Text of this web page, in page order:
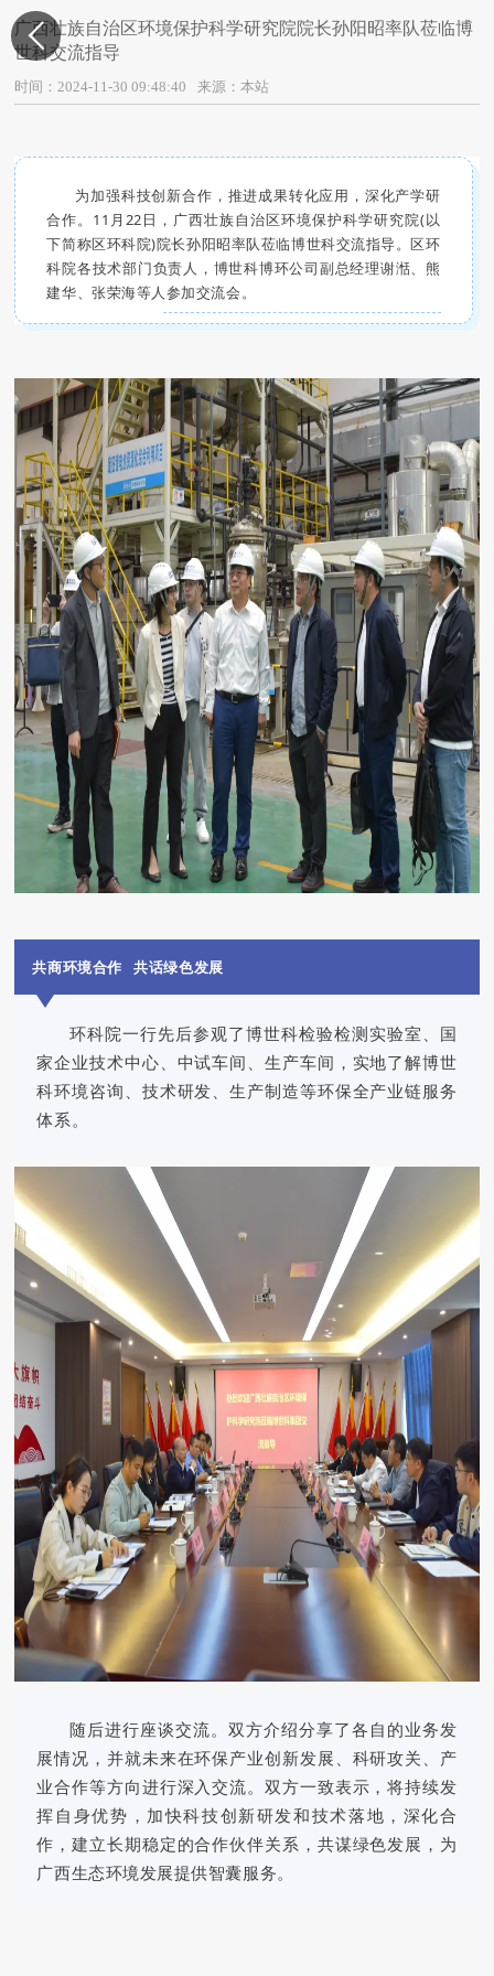

广西壮族自治区环境保护科学研究院院长孙阳昭率队莅临博
世科交流指导
时间：2024-11-30 09:48:40 来源：本站
为加强科技创新合作，推进成果转化应用，深化产学研
合作。11月22日，广西壮族自治区环境保护科学研究院(以
下简称区环科院)院长孙阳昭率队莅临博世科交流指导。区环
科院各技术部门负责人，博世科博环公司副总经理谢湉、熊
建华、张荣海等人参加交流会。
共商环境合作 共话绿色发展
环科院一行先后参观了博世科检验检测实验室、国
家企业技术中心、中试车间、生产车间，实地了解博世
科环境咨询、技术研发、生产制造等环保全产业链服务
体系。
随后进行座谈交流。双方介绍分享了各自的业务发
展情况，并就未来在环保产业创新发展、科研攻关、产
业合作等方向进行深入交流。双方一致表示，将持续发
挥自身优势，加快科技创新研发和技术落地，深化合
作，建立长期稳定的合作伙伴关系，共谋绿色发展，为
广西生态环境发展提供智囊服务。